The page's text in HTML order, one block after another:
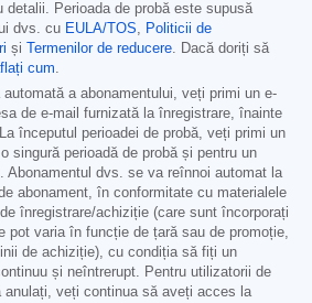
detalii. Perioada de probă este supusă
dvs. cu EULA/TOS, Politicii de
și Termenilor de reducere. Dacă doriți să
cum.
a abonamentului, veți primi un e-
de e-mail furnizată la înregistrare, înainte
începutul perioadei de probă, veți primi un
singură perioadă de probă și pentru un
Abonamentul dvs. se va reînnoi automat la
abonament, în conformitate cu materialele
înregistrare/achiziție (care sunt încorporați
pot varia în funcție de țară sau de promoție,
de achiziție), cu condiția să fiți un
și neîntrerupt. Pentru utilizatorii de
anulați, veți continua să aveți acces la